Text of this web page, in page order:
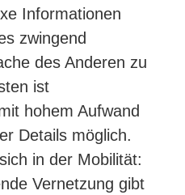
Informationen
zwingend
des Anderen zu
ist
hohem Aufwand
Details möglich.
in der Mobilität:
Vernetzung gibt